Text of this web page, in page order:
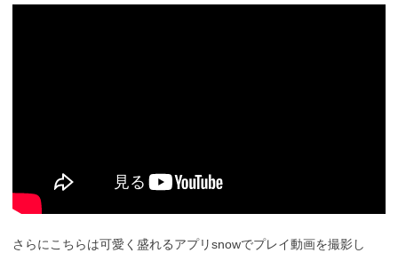
さらにこちらは可愛く盛れるアプリsnowでプレイ動画を撮影し